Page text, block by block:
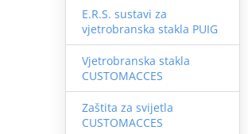
E.R.S. sustavi za
vjetrobranska stakla PUIG
Vjetrobranska stakla
CUSTOMACCES
Zaštita za svijetla
CUSTOMACCES